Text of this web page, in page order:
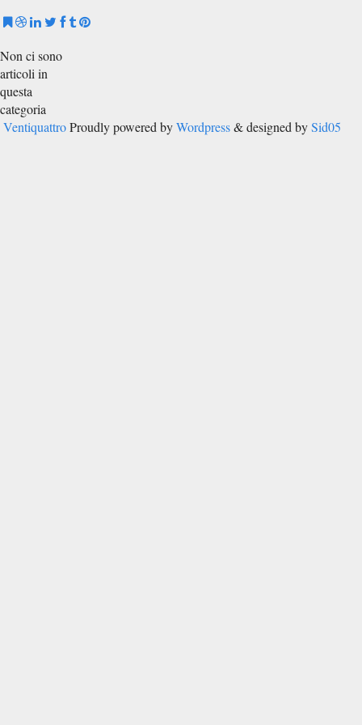
Non ci sono
articoli in
questa
categoria
Ventiquattro Proudly powered byWordpress& designed bySid05